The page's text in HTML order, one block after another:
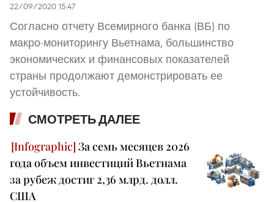
22/09/2020 15:47
Согласно отчету Всемирного банка (ВБ) по
макро-мониторингу Вьетнама, большинство
экономических и финансовых показателей
страны продолжают демонстрировать ее
устойчивость.
СМОТРЕТЬ ДАЛЕЕ
За семь месяцев 2026
года объем инвестиций Вьетнама
за рубеж достиг 2,36 млрд. долл.
США